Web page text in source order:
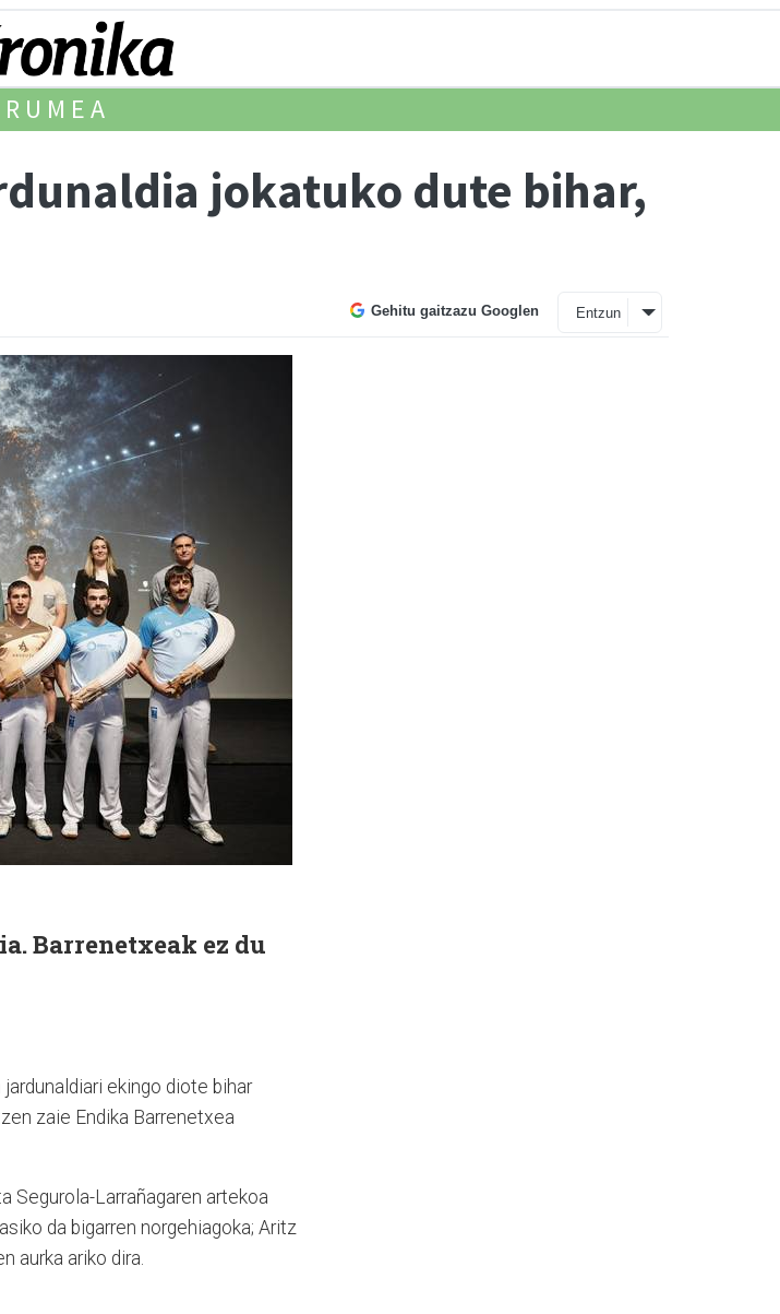
jokatuko dute bihar,
Gehitu gaitzazu Googlen Entzun
Barrenetxeak ez du
ekingo diote bihar
zaie Endika Barrenetxea
Segurola-Larrañagaren artekoa
da bigarren norgehiagoka; Aritz
aurka ariko dira.